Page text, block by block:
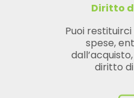
Diritto
Puoi
spese,
diritto